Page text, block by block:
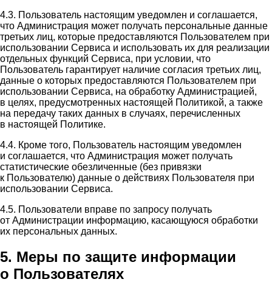
4.3. Пользователь настоящим уведомлен и соглашается,
что Администрация может получать персональные данные
третьих лиц, которые предоставляются Пользователем при
использовании Сервиса и использовать их для реализации
отдельных функций Сервиса, при условии, что
Пользователь гарантирует наличие согласия третьих лиц,
данные о которых предоставляются Пользователем при
использовании Сервиса, на обработку Администрацией,
в целях, предусмотренных настоящей Политикой, а также
на передачу таких данных в случаях, перечисленных
в настоящей Политике.
4.4. Кроме того, Пользователь настоящим уведомлен
и соглашается, что Администрация может получать
статистические обезличенные (без привязки
к Пользователю) данные о действиях Пользователя при
использовании Сервиса.
4.5. Пользователи вправе по запросу получать
от Администрации информацию, касающуюся обработки
их персональных данных.
5. Меры по защите информации
о Пользователях